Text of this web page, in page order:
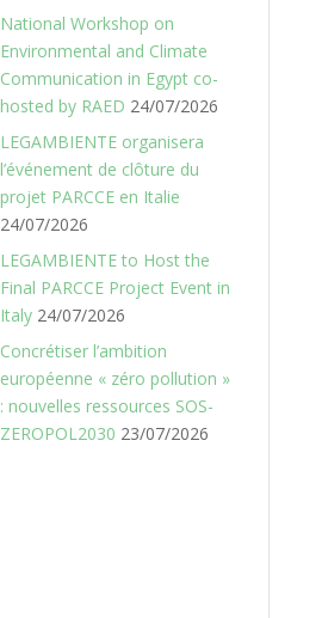
National Workshop on
Environmental and Climate
Communication in Egypt co-
hosted by RAED 24/07/2026
LEGAMBIENTE organisera
l’événement de clôture du
projet PARCCE en Italie
24/07/2026
LEGAMBIENTE to Host the
Final PARCCE Project Event in
Italy 24/07/2026
Concrétiser l’ambition
européenne « zéro pollution »
: nouvelles ressources SOS-
ZEROPOL2030 23/07/2026